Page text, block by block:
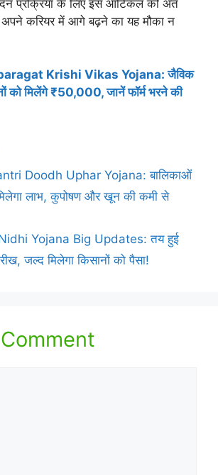
प्रक्रिया के लिए इस आर्टिकल को अंत
करियर में आगे बढ़ने का यह मौका न
Krishi Vikas Yojana: जैविक
को मिलेंगे ₹50,000, जानें फॉर्म भरने की
Doodh Uphar Yojana: बालिकाओं
लाभ, कुपोषण और खून की कमी से
Yojana Big Updates: तय हुई
जल्द मिलेगा किसानों को पैसा!